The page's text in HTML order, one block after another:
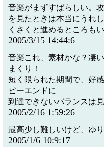
音楽がまずすばらしい。
を見たときは本当にうれ
くさくと進めるところもい
2005/3/15 14:44:6
音楽これ、素材かな？凄
まくり！
短く限られた期間で、好
ピーエンドに
到達できないバランスは
2005/2/16 1:59:26
最高少し難しいけど、ゆ
2005/1/6 10:9:17